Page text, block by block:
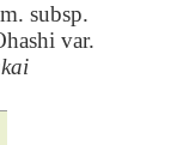
subsp.
var.